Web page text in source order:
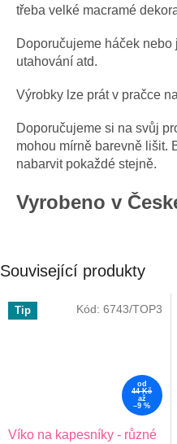
třeba velké macramé
Doporučujeme háček
utahování atd.
Výrobky lze prát v pračce
Doporučujeme si na svůj
mohou mírně barevně lišit.
nabarvit pokaždé stejně.
Vyrobeno v
Související produkty
Tip
od
44 Kč
až
–9 %
Víko na kapesníky - různé
Kód: 6743/TOP3